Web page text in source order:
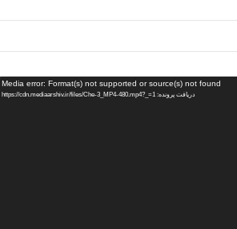
Media error: Format(s) not supported or source(s) not found
دریافت پرونده: https://cdn.mediaarshiv.ir/files/Che-3_MP4-480.mp4?_=1